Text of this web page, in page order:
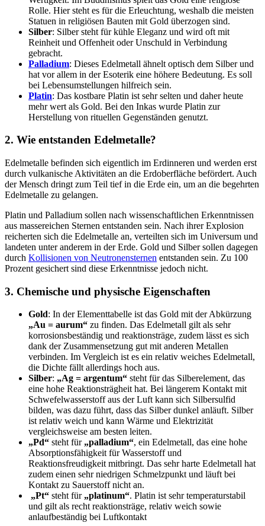
Rolle. Hier steht es für die Erleuchtung, weshalb die meisten
Statuen in religiösen Bauten mit Gold überzogen sind.
Silber: Silber steht für kühle Eleganz und wird oft mit
Reinheit und Offenheit oder Unschuld in Verbindung
gebracht.
Palladium: Dieses Edelmetall ähnelt optisch dem Silber und
hat vor allem in der Esoterik eine höhere Bedeutung. Es soll
bei Lebensumstellungen hilfreich sein.
Platin: Das kostbare Platin ist sehr selten und daher heute
mehr wert als Gold. Bei den Inkas wurde Platin zur
Herstellung von rituellen Gegenständen genutzt.
2. Wie entstanden Edelmetalle?
Edelmetalle befinden sich eigentlich im Erdinneren und werden erst
durch vulkanische Aktivitäten an die Erdoberfläche befördert. Auch
der Mensch dringt zum Teil tief in die Erde ein, um an die begehrten
Edelmetalle zu gelangen.
Platin und Palladium sollen nach wissenschaftlichen Erkenntnissen
aus massereichen Sternen entstanden sein. Nach ihrer Explosion
reicherten sich die Edelmetalle an, verteilten sich im Universum und
landeten unter anderem in der Erde. Gold und Silber sollen dagegen
durch Kollisionen von Neutronensternen entstanden sein. Zu 100
Prozent gesichert sind diese Erkenntnisse jedoch nicht.
3. Chemische und physische Eigenschaften
Gold: In der Elementtabelle ist das Gold mit der Abkürzung
„Au = aurum“ zu finden. Das Edelmetall gilt als sehr
korrosionsbeständig und reaktionsträge, zudem lässt es sich
dank der Zusammensetzung gut mit anderen Metallen
verbinden. Im Vergleich ist es ein relativ weiches Edelmetall,
die Dichte fällt allerdings hoch aus.
Silber: „Ag = argentum“ steht für das Silberelement, das
eine hohe Reaktionsträgheit hat. Bei längerem Kontakt mit
Schwefelwasserstoff aus der Luft kann sich Silbersulfid
bilden, was dazu führt, dass das Silber dunkel anläuft. Silber
ist relativ weich und kann Wärme und Elektrizität
vergleichsweise am besten leiten.
„Pd“ steht für „palladium“, ein Edelmetall, das eine hohe
Absorptionsfähigkeit für Wasserstoff und
Reaktionsfreudigkeit mitbringt. Das sehr harte Edelmetall hat
zudem einen sehr niedrigen Schmelzpunkt und läuft bei
Kontakt zu Sauerstoff nicht an.
„Pt“ steht für „platinum“. Platin ist sehr temperaturstabil
und gilt als recht reaktionsträge, relativ weich sowie
anlaufbeständig bei Luftkontakt